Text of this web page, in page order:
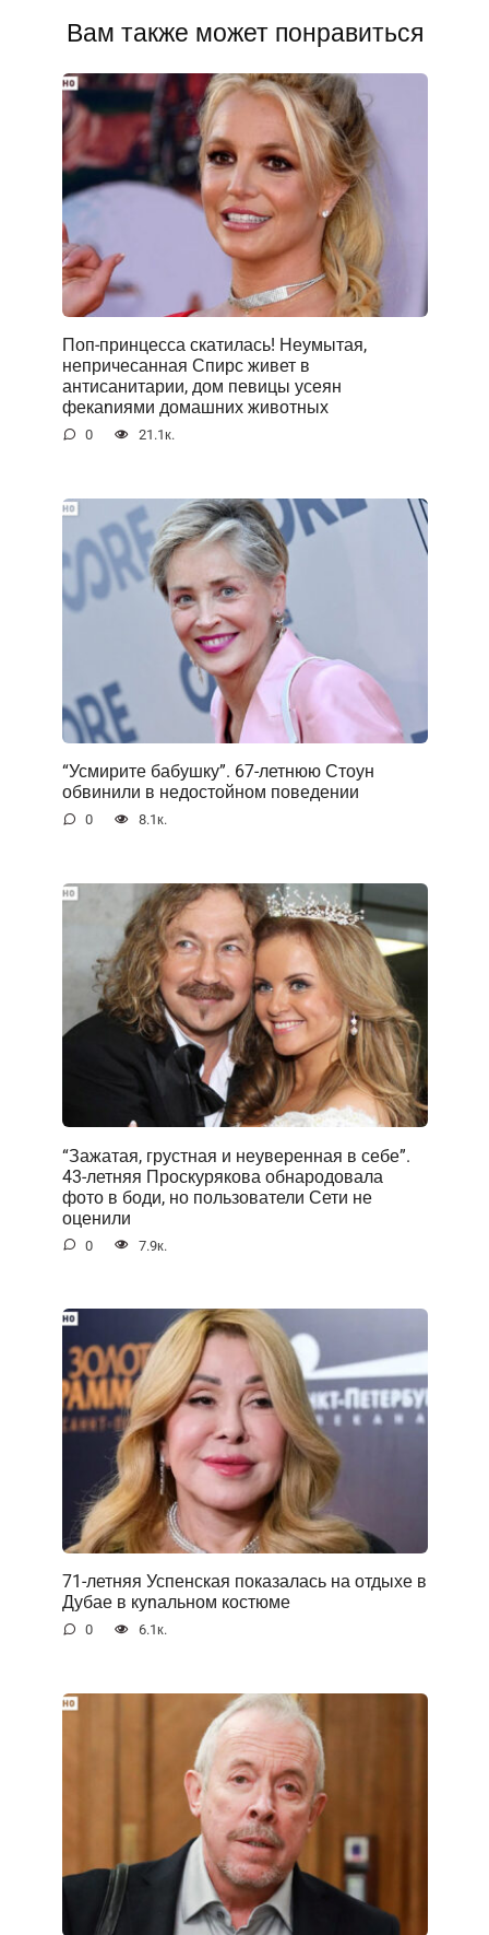
Вам также может понравиться
Поп-принцесса скатилась! Неумытая,
непричесанная Спирс живет в
антисанитарии, дом певицы усеян
фекаnиями домашних животных
0 21.1к.
“Усмирите бабушку”. 67-летнюю Стоун
обвинили в недостойном поведении
0 8.1к.
“Зажатая, грустная и неуверенная в себе”.
43-летняя Проскурякова обнародовала
фото в боди, но пользователи Сети не
оценили
0 7.9к.
71-летняя Успенская показалась на отдыхе в
Дубае в куnальном костюме
0 6.1к.